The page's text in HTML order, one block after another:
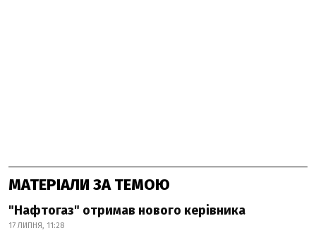
МАТЕРІАЛИ ЗА ТЕМОЮ
"Нафтогаз" отримав нового керівника
17 ЛИПНЯ, 11:28